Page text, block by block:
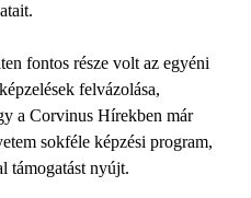
fontos része volt az egyéni
felvázolása,
a Corvinus Hírekben már
sokféle képzési program,
támogatást nyújt.